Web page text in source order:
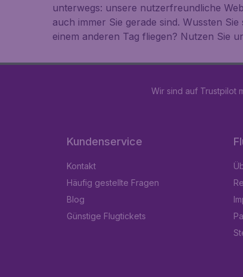
unterwegs: unsere nutzerfreundliche
auch immer Sie gerade sind. Wussten
einem anderen Tag fliegen? Nutzen Sie
Wir sind auf Trustpilot
Kundenservice
Kontakt
Häufig gestellte Fragen
Blog
Günstige Flugtickets